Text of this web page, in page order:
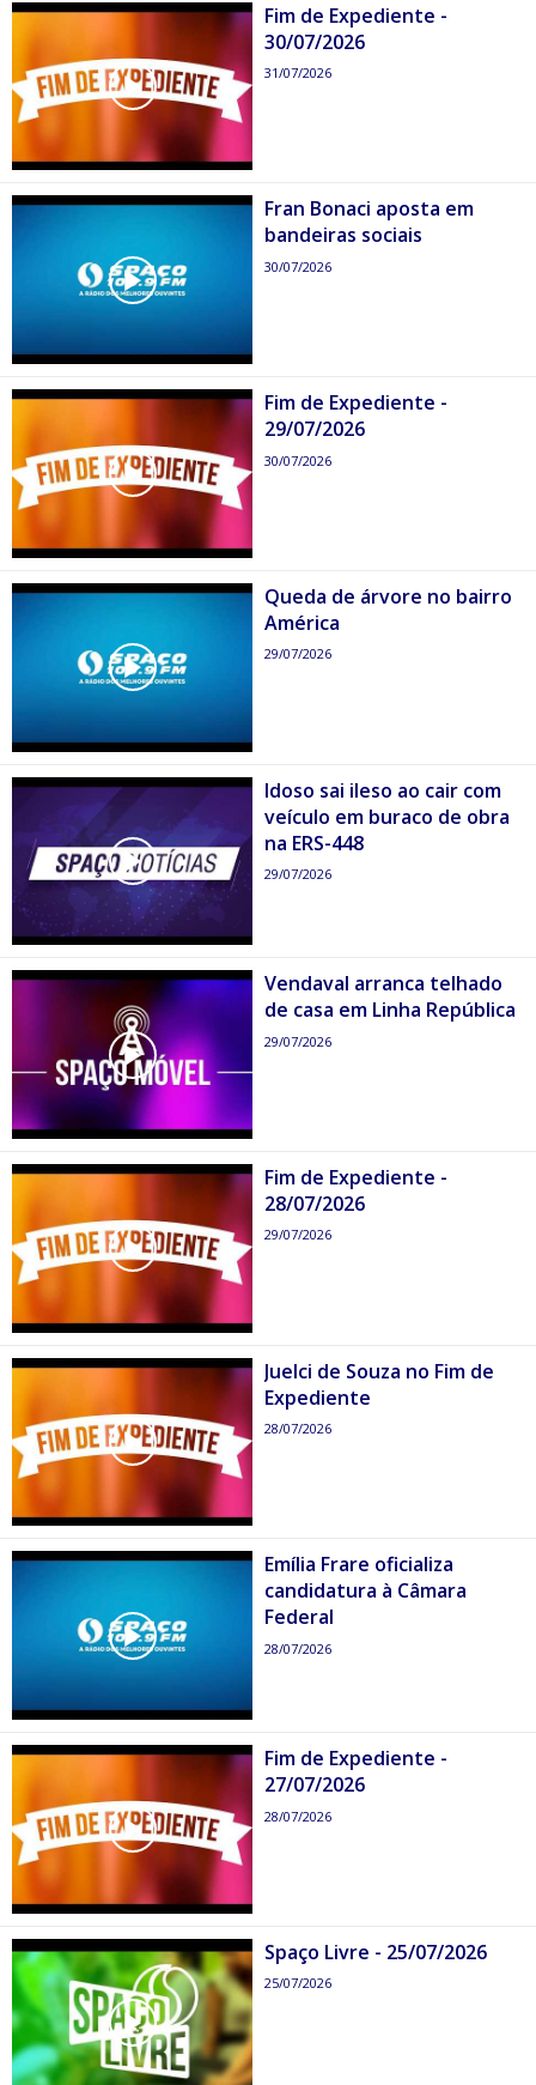
Fim de Expediente -
30/07/2026
31/07/2026
Fran Bonaci aposta em
bandeiras sociais
30/07/2026
Fim de Expediente -
29/07/2026
30/07/2026
Queda de árvore no bairro
América
29/07/2026
Idoso sai ileso ao cair com
veículo em buraco de obra
na ERS-448
29/07/2026
Vendaval arranca telhado
de casa em Linha República
29/07/2026
Fim de Expediente -
28/07/2026
29/07/2026
Juelci de Souza no Fim de
Expediente
28/07/2026
Emília Frare oficializa
candidatura à Câmara
Federal
28/07/2026
Fim de Expediente -
27/07/2026
28/07/2026
Spaço Livre - 25/07/2026
25/07/2026